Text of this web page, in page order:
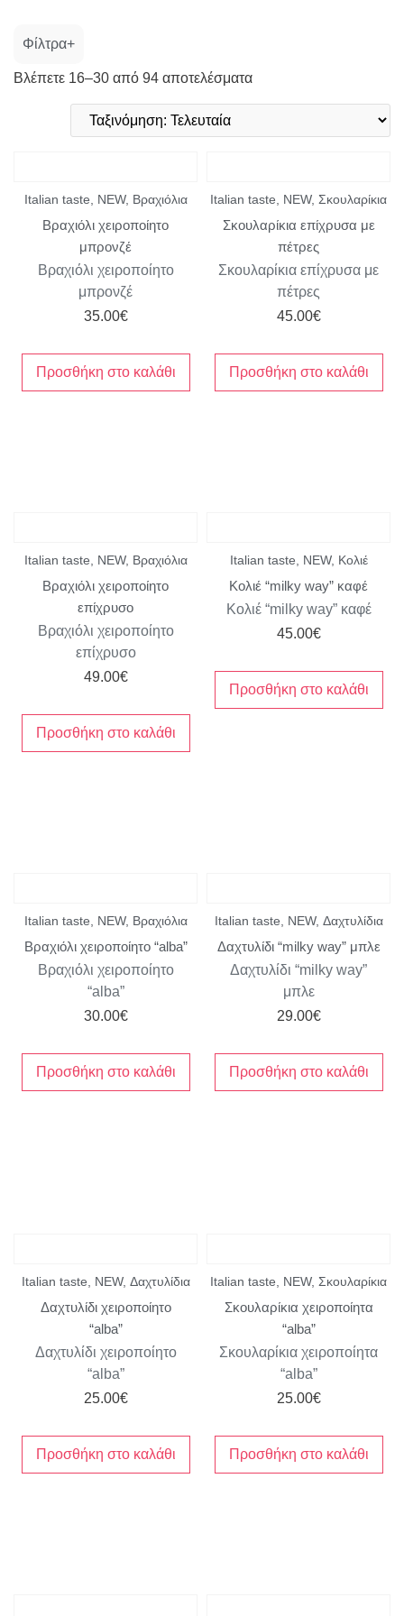
Φίλτρα
Κατηγορία
Βλέπετε 16–30 από 94 αποτελέσματα
Italian taste NEW, Βραχιόλια
Βραχιόλι χειροποίητο
μπρονζέ
Βραχιόλι χειροποίητο
μπρονζέ
35.00€
Προσθήκη στο καλάθι
Italian taste NEW, Σκουλαρίκια
Σκουλαρίκια επίχρυσα με
πέτρες
Σκουλαρίκια επίχρυσα με
πέτρες
45.00€
Προσθήκη στο καλάθι
Italian taste NEW, Βραχιόλια
Βραχιόλι χειροποίητο
επίχρυσο
Βραχιόλι χειροποίητο
επίχρυσο
49.00€
Προσθήκη στο καλάθι
Italian taste NEW, Κολιέ
Κολιέ “milky way” καφέ
Κολιέ “milky way” καφέ
45.00€
Προσθήκη στο καλάθι
Italian taste NEW, Βραχιόλια
Βραχιόλι χειροποίητο “alba”
Βραχιόλι χειροποίητο
“alba”
30.00€
Προσθήκη στο καλάθι
Italian taste NEW, Δαχτυλίδια
Δαχτυλίδι “milky way” μπλε
Δαχτυλίδι “milky way”
μπλε
29.00€
Προσθήκη στο καλάθι
Italian taste NEW, Δαχτυλίδια
Δαχτυλίδι χειροποίητο
“alba”
Δαχτυλίδι χειροποίητο
“alba”
25.00€
Προσθήκη στο καλάθι
Italian taste NEW, Σκουλαρίκια
Σκουλαρίκια χειροποίητα
“alba”
Σκουλαρίκια χειροποίητα
“alba”
25.00€
Προσθήκη στο καλάθι